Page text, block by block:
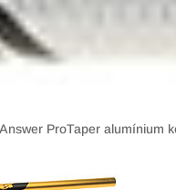
ProTaper alumínium